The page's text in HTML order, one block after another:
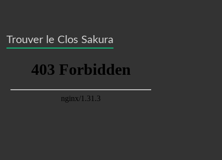
Trouver le Clos Sakura